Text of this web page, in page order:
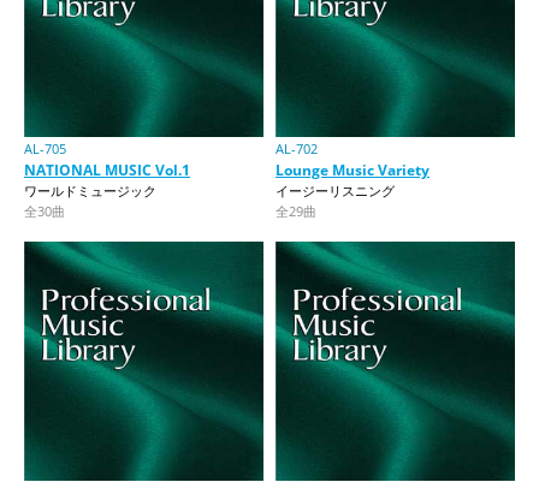
AL-705
NATIONAL MUSIC Vol.1
ワールドミュージック
全30曲
AL-702
Lounge Music Variety
イージーリスニング
全29曲